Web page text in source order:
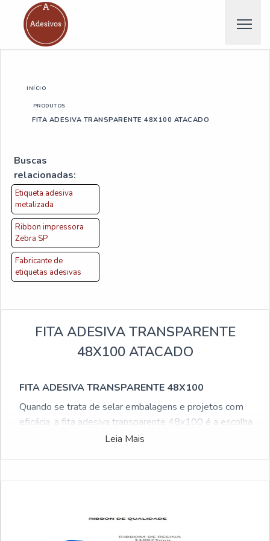
INÍCIO
PRODUTOS
FITA ADESIVA TRANSPARENTE 48X100 ATACADO
Buscas
relacionadas:
Etiqueta adesiva
metalizada
Ribbon impressora
Zebra SP
Fabricante de
etiquetas adesivas
FITA ADESIVA TRANSPARENTE
48X100 ATACADO
FITA ADESIVA TRANSPARENTE 48X100
Quando se trata de selar embalagens e projetos com
eficácia, a fita adesiva transparente 48x100 é a escolha
ideal. Com sua generosa largura de 48mm e um
Leia Mais